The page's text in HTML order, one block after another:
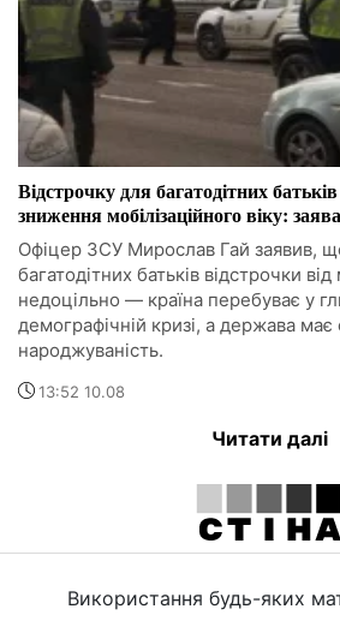
Відстрочку для багатодітних
зниження мобілізаційного віку:
Офіцер ЗСУ Мирослав Гай заявив,
багатодітних батьків відстрочки від
недоцільно — країна перебуває у
демографічній кризі, а держава
народжуваність.
13:52 10.08
Читати далі
Використання будь-яких